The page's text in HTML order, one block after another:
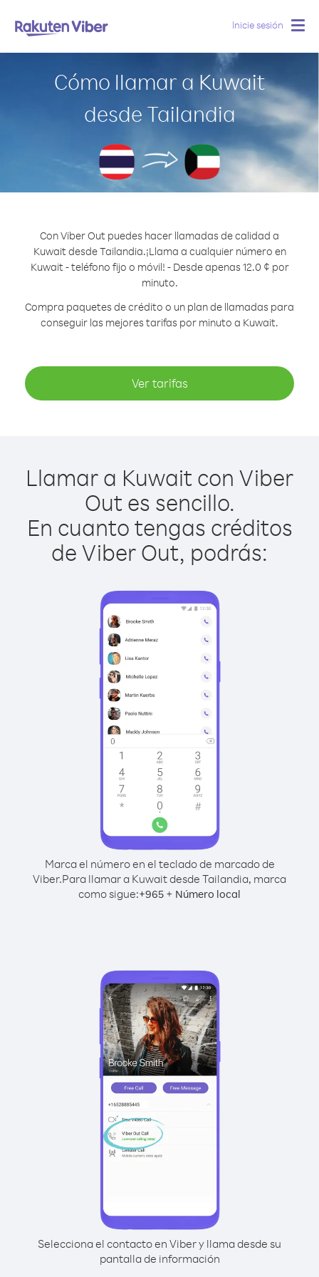
Inicie sesión
Cómo llamar a Kuwait
desde Tailandia
Con Viber Out puedes hacer llamadas de calidad a
Kuwait desde Tailandia.¡Llama a cualquier número en
Kuwait - teléfono fijo o móvil! - Desde apenas 12.0 ¢ por
minuto.
Compra paquetes de crédito o un plan de llamadas para
conseguir las mejores tarifas por minuto a Kuwait.
Ver tarifas
Llamar a Kuwait con Viber
Out es sencillo.
En cuanto tengas créditos
de Viber Out, podrás:
Marca el número en el teclado de marcado de
Viber.Para llamar a Kuwait desde Tailandia, marca
como sigue:+965 + Número local
Selecciona el contacto en Viber y llama desde su
pantalla de información